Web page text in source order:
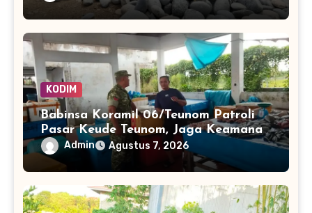
KODIM
Babinsa Koramil 06/Teunom Patroli
Pasar Keude Teunom, Jaga Keamanan
dan Kenyamanan Aktivitas Warga
Admin Agustus 7, 2026